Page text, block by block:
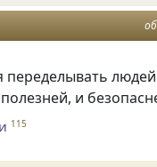
переделывать
и
115